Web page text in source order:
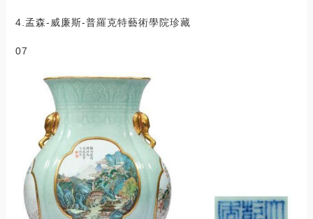
4.孟森-威廉斯-普羅克特藝術學院珍藏
07